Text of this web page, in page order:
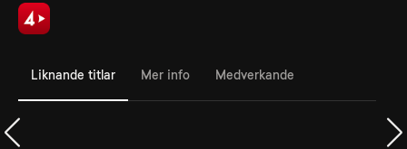
Liknande titlar Mer info Medverkande